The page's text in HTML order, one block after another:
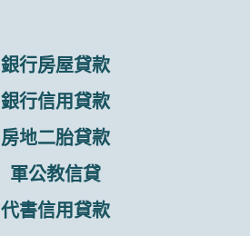
銀行房屋貸款
銀行信用貸款
房地二胎貸款
軍公教信貸
代書信用貸款